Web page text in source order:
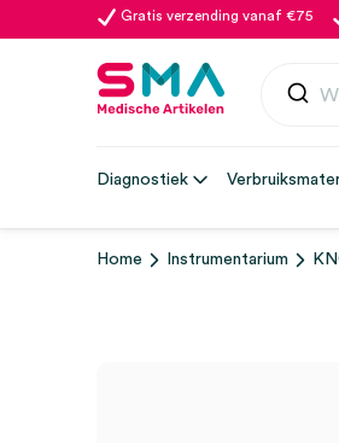
Gratis verzending vanaf €75
Diagnostiek
Home Instrumentarium